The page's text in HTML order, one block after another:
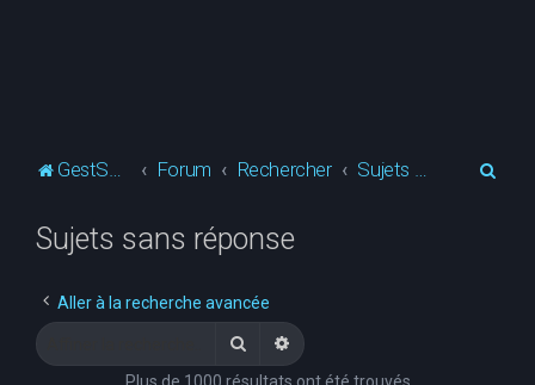
GestSup.fr Forum Rechercher Sujets sans réponse
Sujets sans réponse
Aller à la recherche avancée
RechercherRecherche avancée